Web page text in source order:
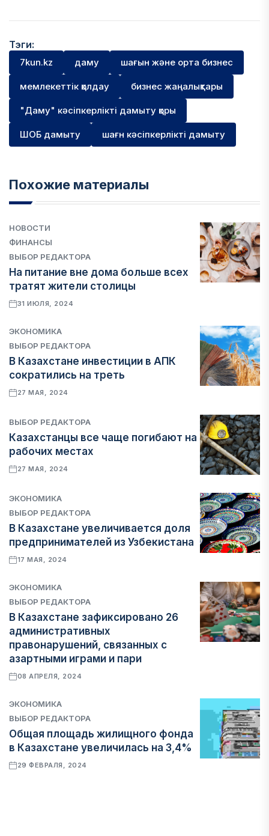
Тэги:
7kun.kz даму шағын және орта бизнес
мемлекеттік қолдау бизнес жаңалықтары
"Даму" кәсіпкерлікті дамыту қоры
ШОБ дамыту шағн кәсіпкерлікті дамыту
Похожие материалы
НОВОСТИ
ФИНАНСЫ
ВЫБОР РЕДАКТОРА
На питание вне дома больше всех
тратят жители столицы
31 ИЮЛЯ, 2024
ЭКОНОМИКА
ВЫБОР РЕДАКТОРА
В Казахстане инвестиции в АПК
сократились на треть
27 МАЯ, 2024
ВЫБОР РЕДАКТОРА
Казахстанцы все чаще погибают на
рабочих местах
27 МАЯ, 2024
ЭКОНОМИКА
ВЫБОР РЕДАКТОРА
В Казахстане увеличивается доля
предпринимателей из Узбекистана
17 МАЯ, 2024
ЭКОНОМИКА
ВЫБОР РЕДАКТОРА
В Казахстане зафиксировано 26
административных
правонарушений, связанных с
азартными играми и пари
08 АПРЕЛЯ, 2024
ЭКОНОМИКА
ВЫБОР РЕДАКТОРА
Общая площадь жилищного фонда
в Казахстане увеличилась на 3,4%
29 ФЕВРАЛЯ, 2024